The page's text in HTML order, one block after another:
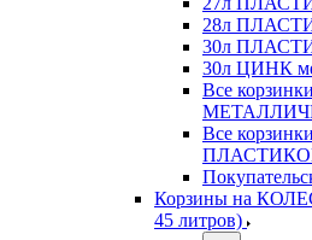
28л
30л
30л ЦИНК
Все
Все
Корзины на
45 литров)